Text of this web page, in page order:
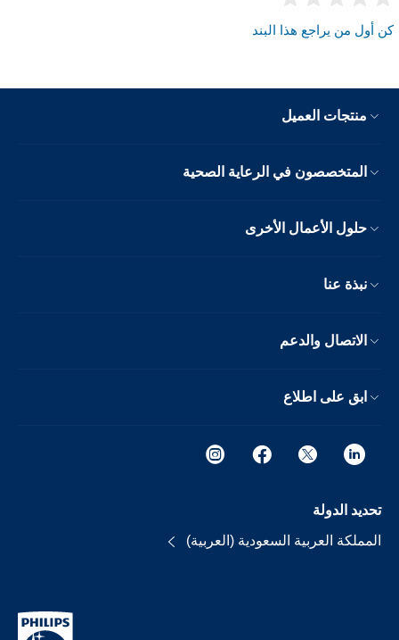
كن أول من يراجع هذا البند
منتجات العميل
المتخصصون في الرعاية الصحية
حلول الأعمال الأخرى
نبذة عنا
الاتصال والدعم
ابق على اطلاع
تحديد الدولة
المملكة العربية السعودية (العربية)